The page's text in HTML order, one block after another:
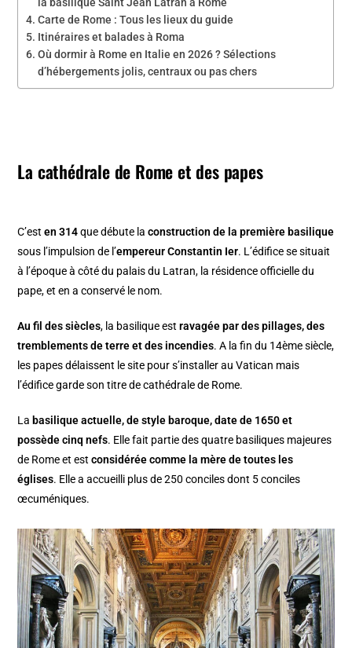
Carte de Rome : Tous les lieux du guide
Itinéraires et balades à Roma
Où dormir à Rome en Italie en 2026 ? Sélections
d’hébergements jolis, centraux ou pas chers
La cathédrale de Rome et des papes
C’esten 314que débute laconstruction de la première basilique
sous l’impulsion de l’empereur Constantin Ier. L’édifice se situait
à l’époque à côté du palais du Latran, la résidence officielle du
pape, et en a conservé le nom.
Au fil des siècles, la basilique estravagée par des pillages, des
tremblements de terre et des incendies. A la fin du 14ème siècle,
les papes délaissent le site pour s’installer au Vatican mais
l’édifice garde son titre de cathédrale de Rome.
La basilique actuelle, de style baroque, date de 1650 et
possède cinq nefs. Elle fait partie des quatre basiliques majeures
de Rome et estconsidérée comme la mère de toutes les
églises. Elle a accueilli plus de 250 conciles dont 5 conciles
œcuméniques.